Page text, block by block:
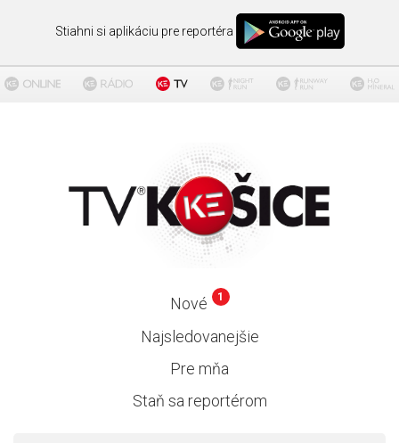
Stiahni si aplikáciu pre reportéra
Nové 1
Najsledovanejšie
Pre mňa
Staň sa reportérom